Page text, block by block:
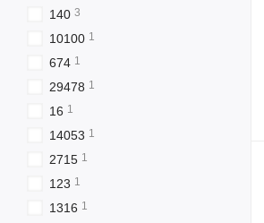
140 3
10100 1
674 1
29478 1
16 1
14053 1
2715 1
123 1
1316 1